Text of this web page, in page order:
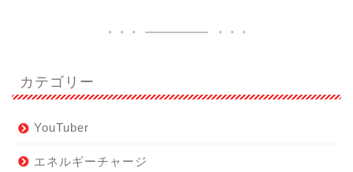
カテゴリー
YouTuber
エネルギーチャージ